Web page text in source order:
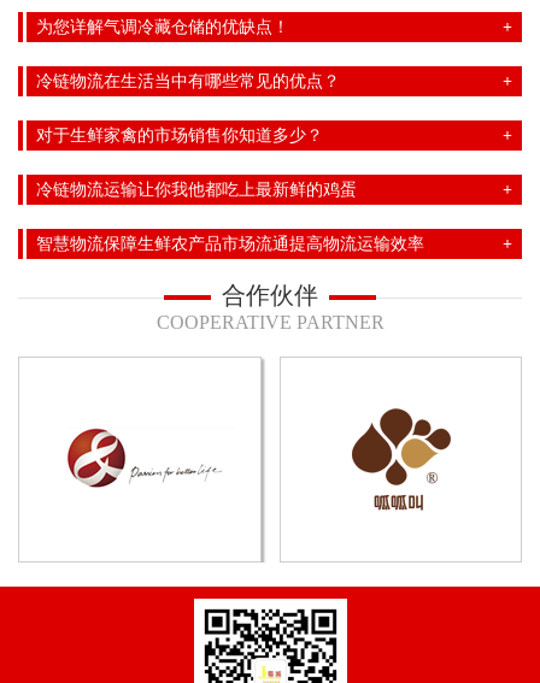
为您详解气调冷藏仓储的优缺点！
冷链物流在生活当中有哪些常见的优点？
对于生鲜家禽的市场销售你知道多少？
冷链物流运输让你我他都吃上最新鲜的鸡蛋
智慧物流保障生鲜农产品市场流通提高物流运输效率
合作伙伴
COOPERATIVE PARTNER